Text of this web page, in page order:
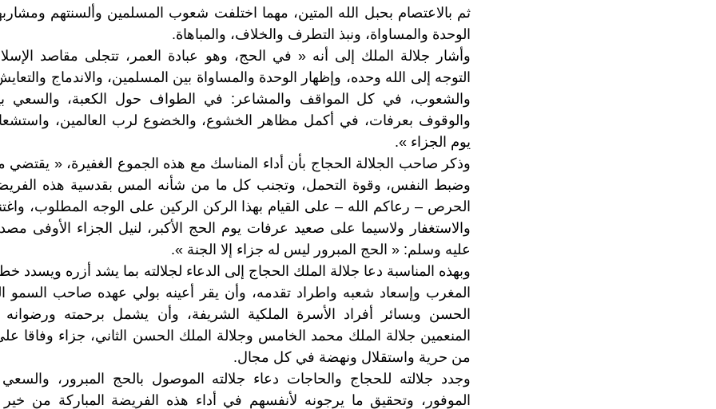
ثم بالاعتصام بحبل الله المتين، مهما اختلفت شعوب المسلمين وألسنتهم
الوحدة والمساواة، ونبذ التطرف والخلاف، والمباهاة.
وأشار جلالة الملك إلى أنه « في الحج، وهو عبادة العمر، تتجلى مقاصد
التوجه إلى الله وحده، وإظهار الوحدة والمساواة بين المسلمين، والاندماج
والشعوب، في كل المواقف والمشاعر: في الطواف حول الكعبة، والسعي
والوقوف بعرفات، في أكمل مظاهر الخشوع، والخضوع لرب العالمين،
يوم الجزاء ».
وذكر صاحب الجلالة الحجاج بأن أداء المناسك مع هذه الجموع الغفيرة، « يقتضي
وضبط النفس، وقوة التحمل، وتجنب كل ما من شأنه المس بقدسية هذه
الحرص – رعاكم الله – على القيام بهذا الركن الركين على الوجه المطلوب،
والاستغفار ولاسيما على صعيد عرفات يوم الحج الأكبر، لنيل الجزاء الأوفى
عليه وسلم: « الحج المبرور ليس له جزاء إلا الجنة ».
وبهذه المناسبة دعا جلالة الملك الحجاج إلى الدعاء لجلالته بما يشد أزره ويسدد
المغرب وإسعاد شعبه واطراد تقدمه، وأن يقر أعينه بولي عهده صاحب السمو
الحسن وبسائر أفراد الأسرة الملكية الشريفة، وأن يشمل برحمته
المنعمين جلالة الملك محمد الخامس وجلالة الملك الحسن الثاني، جزاء وفاقا
من حرية واستقلال ونهضة في كل مجال.
وجدد جلالته للحجاج والحاجات دعاء جلالته الموصول بالحج المبرور،
الموفور، وتحقيق ما يرجونه لأنفسهم في أداء هذه الفريضة المباركة من خير